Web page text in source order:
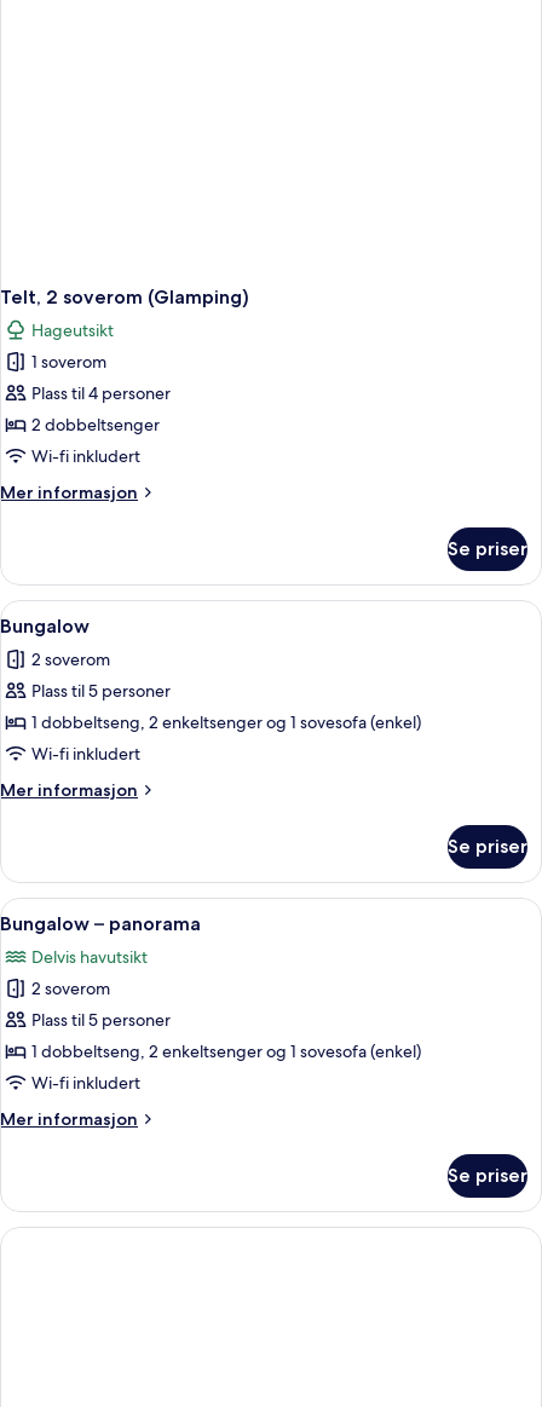
Telt, 2 soverom (Glamping)
Hageutsikt
1 soverom
Plass til 4 personer
2 dobbeltsenger
Wi-fi inkludert
Mer informasjon
Mer
2
soverom
(Glamping)
Se priser
Åpne
alle
bildene
av
Bungalow
Bungalow | 1 soverom, wi-fi
6
Bungalow
2 soverom
Plass til 5 personer
1 dobbeltseng, 2 enkeltsenger og 1 sovesofa (enkel)
Wi-fi inkludert
Mer informasjon
Mer
Se priser
Åpne
alle
bildene
av
Bungalow
–
panorama
Bungalow – panorama | 1 soverom,
7
Bungalow – panorama
Delvis havutsikt
2 soverom
Plass til 5 personer
1 dobbeltseng, 2 enkeltsenger og 1 sovesofa (enkel)
Wi-fi inkludert
Mer informasjon
Mer
–
panorama
Se priser